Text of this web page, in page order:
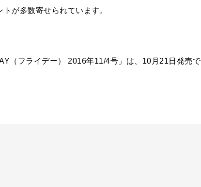
が多数寄せられています。
（フライデー） 2016年11/4号」は、10月21日発売で